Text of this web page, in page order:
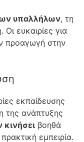
υπαλλήλων, τη
ευκαιρίες για
προαγωγή στην
εκπαίδευσης
της ανάπτυξης
κινήσει βοηθά
εμπειρία.